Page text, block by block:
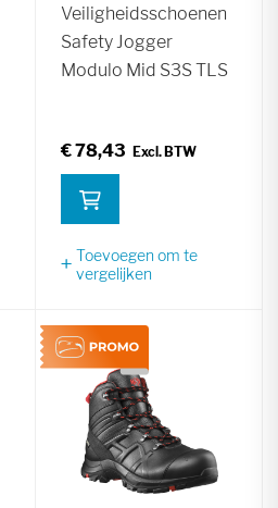
Veiligheidsschoenen
Safety Jogger
Modulo Mid S3S TLS
€ 78,43
Toevoegen om te
vergelijken